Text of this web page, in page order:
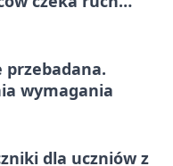
przebadana.
wymagania
dla uczniów z